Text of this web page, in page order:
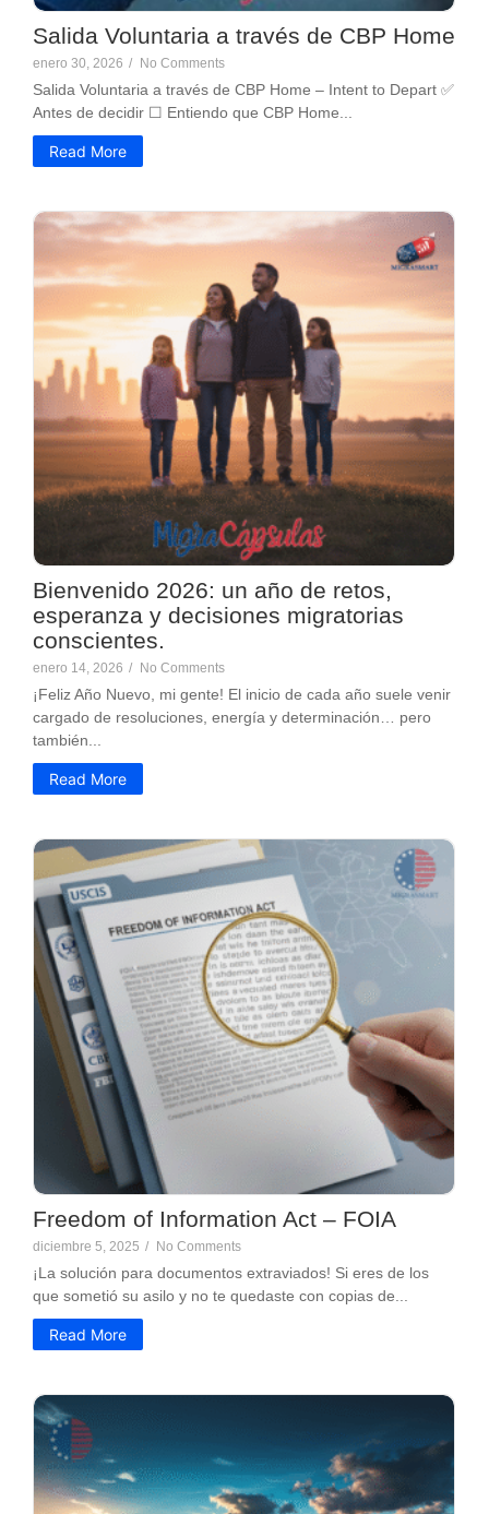
Salida Voluntaria a través de CBP Home
enero 30, 2026 / No Comments
Salida Voluntaria a través de CBP Home – Intent to Depart ✅
Antes de decidir ☐ Entiendo que CBP Home...
Read More
Bienvenido 2026: un año de retos,
esperanza y decisiones migratorias
conscientes.
enero 14, 2026 / No Comments
¡Feliz Año Nuevo, mi gente! El inicio de cada año suele venir
cargado de resoluciones, energía y determinación… pero
también...
Read More
Freedom of Information Act – FOIA
diciembre 5, 2025 / No Comments
¡La solución para documentos extraviados! Si eres de los
que sometió su asilo y no te quedaste con copias de...
Read More